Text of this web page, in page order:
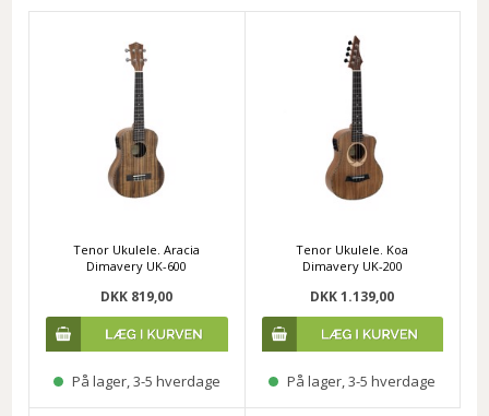
Tenor Ukulele. Aracia
Dimavery UK-600
DKK 819,00
På lager, 3-5 hverdage
Tenor Ukulele. Koa
Dimavery UK-200
DKK 1.139,00
På lager, 3-5 hverdage